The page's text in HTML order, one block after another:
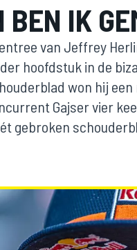
BEN IK
van Jeffrey
hoofdstuk in de
won hij
Gajser vier
gebroken